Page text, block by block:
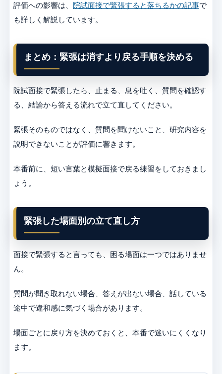
評価への影響は、 院試面接で緊張すると落ちるかの記事で
も詳しく解説しています。
まとめ：緊張は消すより戻る手順を決める
院試面接で緊張したら、止まる、息を吐く、質問を確認す
る、結論から答える流れで立て直してください。
緊張そのものではなく、質問を聞けないこと、研究内容を
説明できないことが評価に響きます。
本番前に、短い言葉と模擬面接で戻る練習をしておきまし
ょう。
緊張した場面別の立て直し方
面接で緊張すると言っても、困る場面は一つではありませ
ん。
質問が聞き取れない場合、答えが出ない場合、話している
途中で違和感に気づく場合があります。
場面ごとに戻り方を決めておくと、本番で迷いにくくなり
ます。